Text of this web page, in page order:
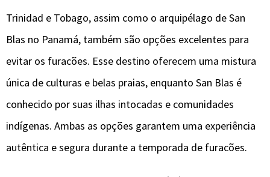
Trinidad e Tobago, assim como o arquipélago de San
Blas no Panamá, também são opções excelentes para
evitar os furacões. Esse destino oferecem uma mistura
única de culturas e belas praias, enquanto San Blas é
conhecido por suas ilhas intocadas e comunidades
indígenas. Ambas as opções garantem uma experiência
autêntica e segura durante a temporada de furacões.